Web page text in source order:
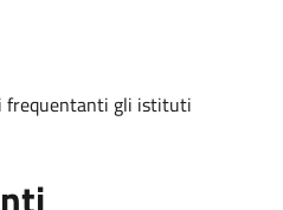
frequentanti gli istituti